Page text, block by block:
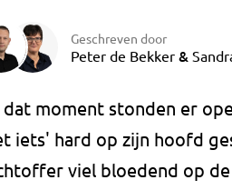
Geschreven door
Peter de Bekker &
moment stonden er
iets' hard op zijn hoofd
viel bloedend op